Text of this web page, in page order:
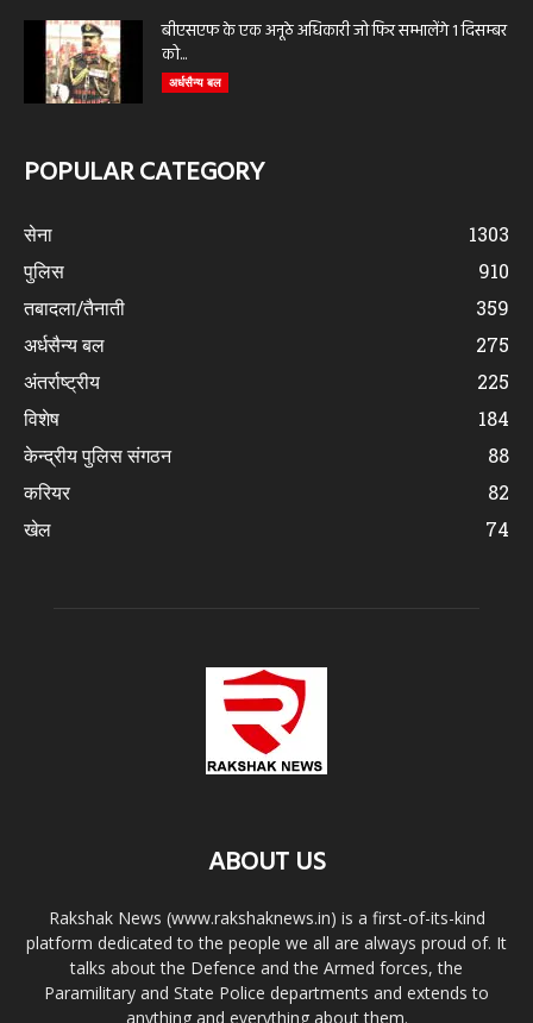
बीएसएफ के एक अनूठे अधिकारी जो फिर सम्भालेंगे 1 दिसम्बर
को...
अर्धसैन्य बल
POPULAR CATEGORY
सेना
1303
पुलिस
910
तबादला/तैनाती
359
अर्धसैन्य बल
275
अंतर्राष्ट्रीय
225
विशेष
184
केन्द्रीय पुलिस संगठन
88
करियर
82
खेल
74
ABOUT US
Rakshak News (www.rakshaknews.in) is a first-of-its-kind
platform dedicated to the people we all are always proud of. It
talks about the Defence and the Armed forces, the
Paramilitary and State Police departments and extends to
anything and everything about them.